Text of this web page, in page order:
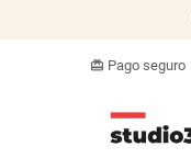
card_giftcard Pago seguro